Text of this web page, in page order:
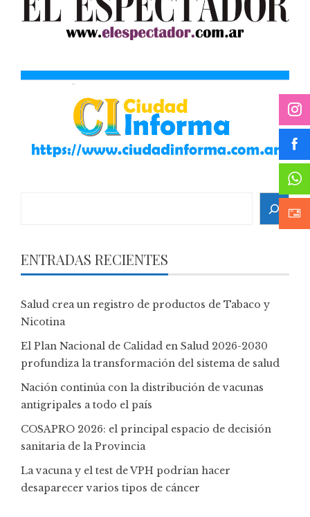
ENTRADAS RECIENTES
Salud crea un registro de productos de Tabaco y
Nicotina
El Plan Nacional de Calidad en Salud 2026-2030
profundiza la transformación del sistema de salud
Nación continúa con la distribución de vacunas
antigripales a todo el país
COSAPRO 2026: el principal espacio de decisión
sanitaria de la Provincia
La vacuna y el test de VPH podrían hacer
desaparecer varios tipos de cáncer